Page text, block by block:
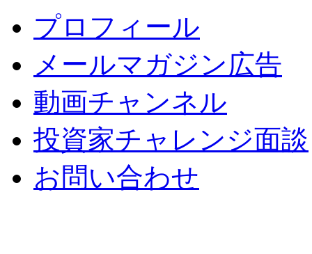
プロフィール
メールマガジン広告
動画チャンネル
投資家チャレンジ面談
お問い合わせ